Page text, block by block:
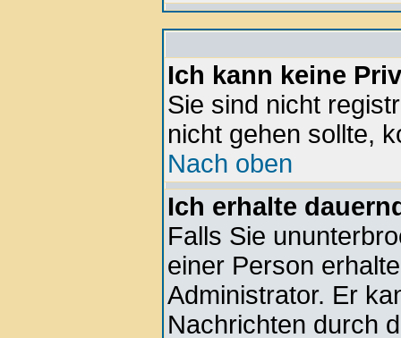
Ich kann keine
Sie sind nicht
nicht gehen sollte,
Nach oben
Ich erhalte
Falls Sie
einer Person
Administrator. Er
Nachrichten durch